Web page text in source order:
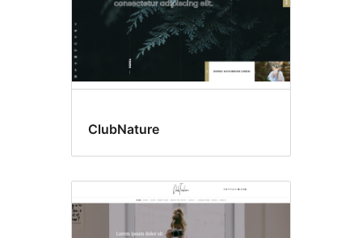
ClubNature